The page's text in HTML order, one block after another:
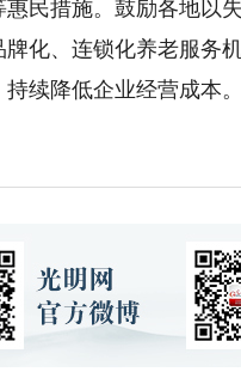
民措施。鼓励各地以
化、连锁化养老服务
续降低企业经营成本。